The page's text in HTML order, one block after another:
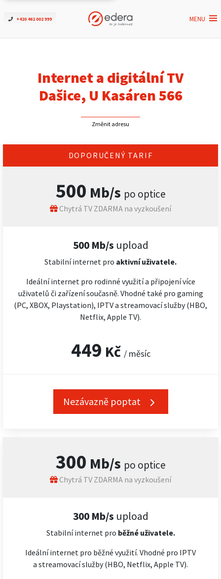
+420 461 002 999 MENU
Ověřit dostupnost
ČEZNET TV
Pro firmy
Internet a digitální TV
Dašice, U Kasáren 566
Změnit adresu
300 Mb/s po optice
Chytrá TV ZDARMA na vyzkoušení
300 Mb/s upload
Stabilní internet pro běžné uživatele.
Ideální internet pro běžné využití. Vhodné pro IPTV
a streamovací služby (HBO, Netflix, Apple TV).
DOPORUČENÝ TARIF
500 Mb/s po optice
Chytrá TV ZDARMA na vyzkoušení
500 Mb/s upload
Stabilní internet pro aktivní uživatele.
Ideální internet pro rodinné využití a připojení více
uživatelů či zařízení současně. Vhodné také pro gaming
(PC, XBOX, Playstation), IPTV a streamovací služby (HBO,
Netflix, Apple TV).
449 Kč / měsíc
Nezávazně poptat